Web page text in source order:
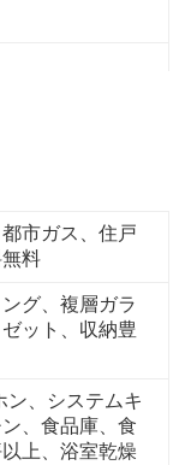
7分
店 まで6分
で6分
市ガス、住戸
料
グ、複層ガラ
ット、収納豊
ン、システムキ
、食品庫、食
上、浴室乾燥